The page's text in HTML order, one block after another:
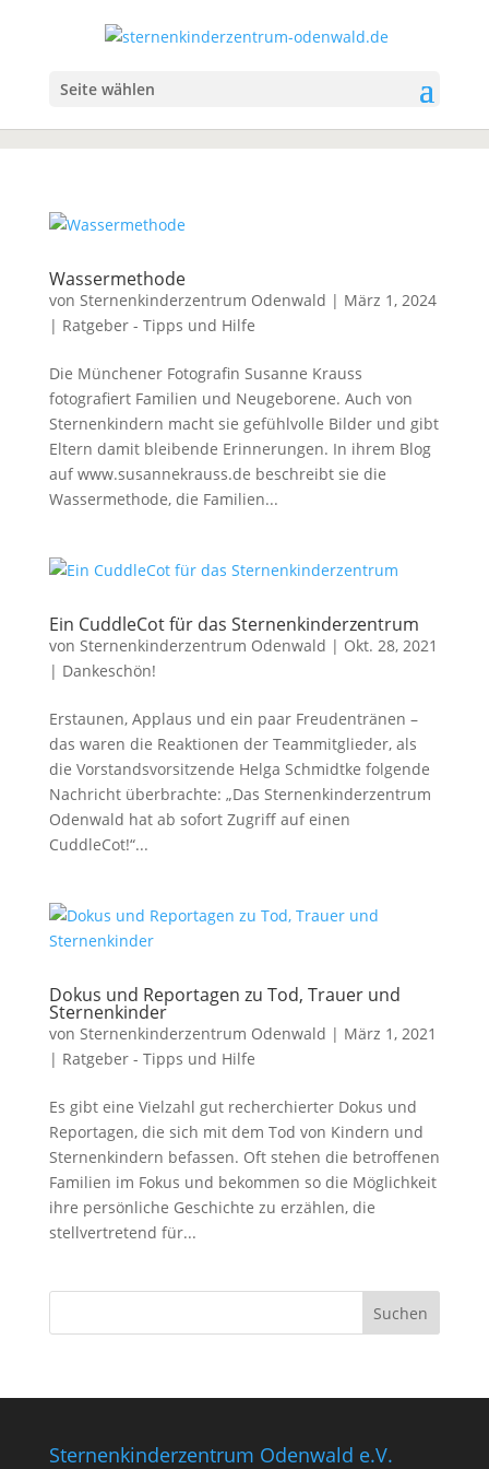
Seite wählen
Wassermethode
von Sternenkinderzentrum Odenwald | März 1, 2024
| Ratgeber - Tipps und Hilfe
Die Münchener Fotografin Susanne Krauss
fotografiert Familien und Neugeborene. Auch von
Sternenkindern macht sie gefühlvolle Bilder und gibt
Eltern damit bleibende Erinnerungen. In ihrem Blog
auf www.susannekrauss.de beschreibt sie die
Wassermethode, die Familien...
Ein CuddleCot für das Sternenkinderzentrum
von Sternenkinderzentrum Odenwald | Okt. 28, 2021
| Dankeschön!
Erstaunen, Applaus und ein paar Freudentränen –
das waren die Reaktionen der Teammitglieder, als
die Vorstandsvorsitzende Helga Schmidtke folgende
Nachricht überbrachte: „Das Sternenkinderzentrum
Odenwald hat ab sofort Zugriff auf einen
CuddleCot!“...
Dokus und Reportagen zu Tod, Trauer und
Sternenkinder
von Sternenkinderzentrum Odenwald | März 1, 2021
| Ratgeber - Tipps und Hilfe
Es gibt eine Vielzahl gut recherchierter Dokus und
Reportagen, die sich mit dem Tod von Kindern und
Sternenkindern befassen. Oft stehen die betroffenen
Familien im Fokus und bekommen so die Möglichkeit
ihre persönliche Geschichte zu erzählen, die
stellvertretend für...
Sternenkinderzentrum Odenwald e.V.